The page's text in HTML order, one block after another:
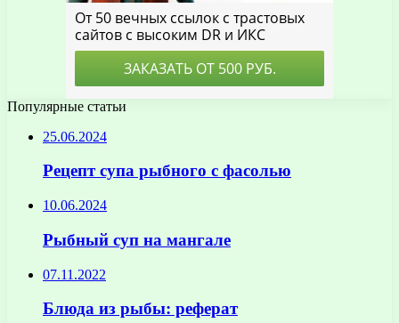
Популярные статьи
25.06.2024
Рецепт супа рыбного с фасолью
10.06.2024
Рыбный суп на мангале
07.11.2022
Блюда из рыбы: реферат